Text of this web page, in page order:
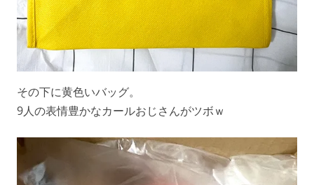
その下に黄色いバッグ。
9人の表情豊かなカールおじさんがツボｗ